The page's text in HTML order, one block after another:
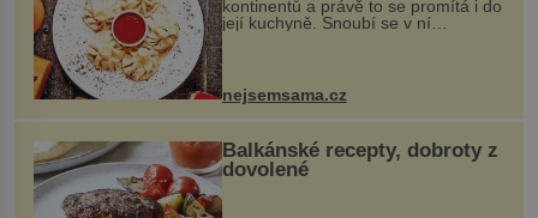
kontinentů a právě to se promítá i do
její kuchyně. Snoubí se v ní
evropské a asijské chutě a díky tomu
vznikají rozmanité a chuťově bohaté
pokrmy, které rozhodně st...
nejsemsama.cz
Balkánské recepty, dobroty z
dovolené